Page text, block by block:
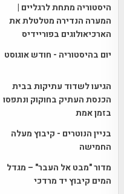
היסטוריה מתחת לרגליים |
המערה הנדירה מטלטלת את
הארכיאולוגים בפוריידיס
יום בהיסטוריה - חודש אוגוסט
הגיעו לשדוד עתיקות בבית
הכנסת העתיק בחוקוק ונתפסו
בזמן אמת
בניין הנוטרים - קיבוץ מעלה
החמישה
מדור "מבט אל העבר" – מגדל
המים קיבוץ יד מרדכי